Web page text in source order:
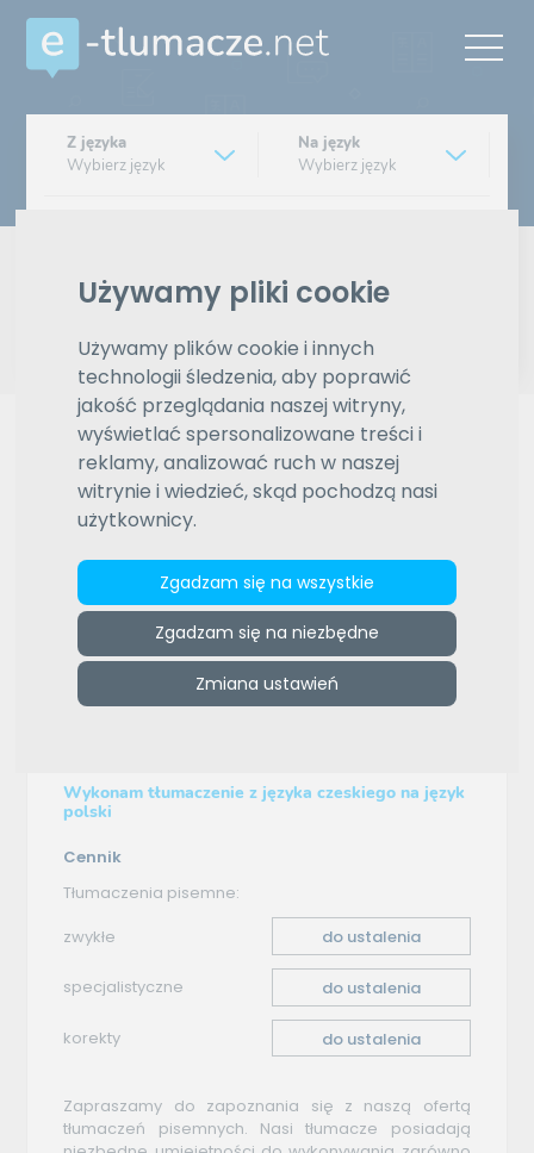
Używamy pliki cookie
Używamy plików cookie i innych
technologii śledzenia, aby poprawić
jakość przeglądania naszej witryny,
wyświetlać spersonalizowane treści i
reklamy, analizować ruch w naszej
witrynie i wiedzieć, skąd pochodzą nasi
użytkownicy.
Zgadzam się na wszystkie
Zgadzam się na niezbędne
Zmiana ustawień
Z języka
Wybierz język
Na język
Wybierz język
Znajdź tłumacza
Wyszukiwanie zaawansowane
Reklama
ZAMÓW REKLAMĘ W TYM MIEJSCU
>E-tlumacz >Oferta tłumaczenia -
czeski–polski
Oferta tłumaczenia
Wykonam tłumaczenie z języka czeskiego na język
polski
Cennik
Tłumaczenia pisemne:
zwykłe
do ustalenia
specjalistyczne do ustalenia
korekty do ustalenia
Zapraszamy do zapoznania się z naszą ofertą
tłumaczeń pisemnych. Nasi tłumacze posiadają